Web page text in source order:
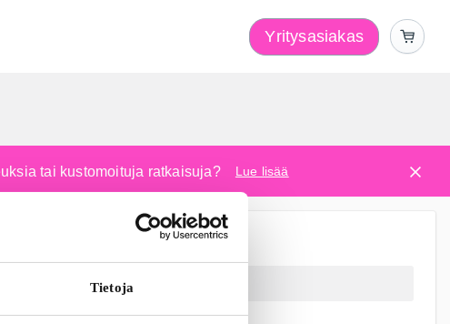
Tietoja
Yritysasiakas
tai kustomoituja ratkaisuja? Lue lisää